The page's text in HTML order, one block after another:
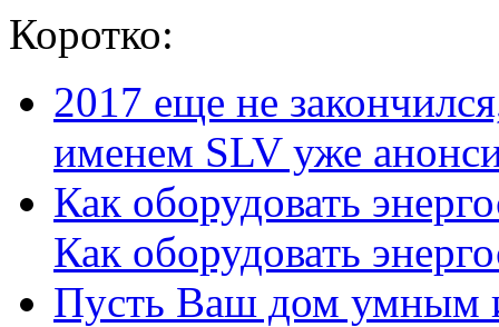
Коротко:
2017 еще не
именем SLV уже
Как оборудовать
Как оборудовать
Пусть Ваш дом умным